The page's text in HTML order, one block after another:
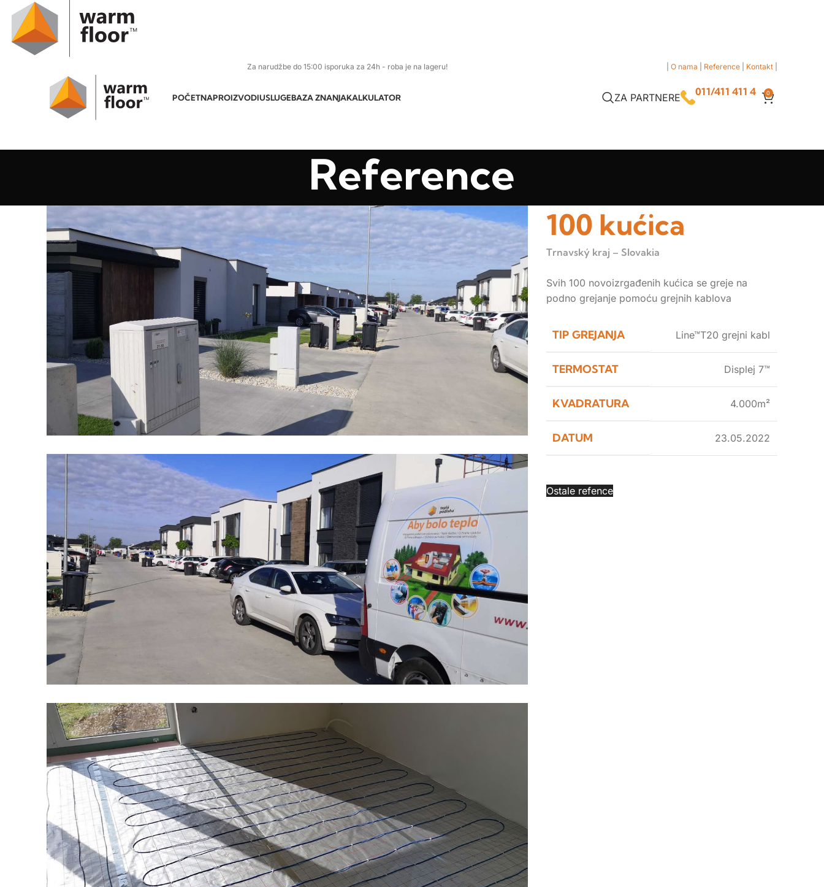
Za narudžbe do 15:00 isporuka za 24h - roba je na lageru! O nama Reference Kontakt
POČETNAPROIZVODIUSLUGEBAZA ZNANJAKALKULATOR ZA PARTNERE 011/411 411 4 0
Reference
100 kućica
Trnavský kraj – Slovakia
Svih 100 novoizrgađenih kućica se greje na
podno grejanje pomoću grejnih kablova
TIP GREJANJA Line™T20 grejni kabl
TERMOSTAT Displej 7™
KVADRATURA 4.000m²
DATUM 23.05.2022
Ostale refence